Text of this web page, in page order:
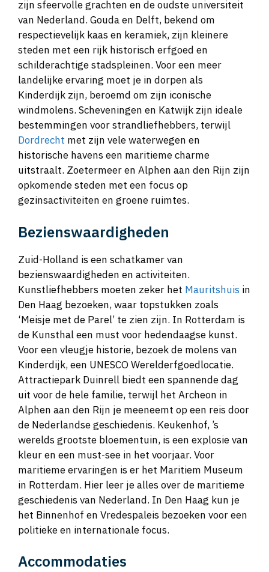
zijn sfeervolle grachten en de oudste universiteit
van Nederland. Gouda en Delft, bekend om
respectievelijk kaas en keramiek, zijn kleinere
steden met een rijk historisch erfgoed en
schilderachtige stadspleinen. Voor een meer
landelijke ervaring moet je in dorpen als
Kinderdijk zijn, beroemd om zijn iconische
windmolens. Scheveningen en Katwijk zijn ideale
bestemmingen voor strandliefhebbers, terwijl
Dordrecht met zijn vele waterwegen en
historische havens een maritieme charme
uitstraalt. Zoetermeer en Alphen aan den Rijn zijn
opkomende steden met een focus op
gezinsactiviteiten en groene ruimtes.
Bezienswaardigheden
Zuid-Holland is een schatkamer van
bezienswaardigheden en activiteiten.
Kunstliefhebbers moeten zeker het Mauritshuis in
Den Haag bezoeken, waar topstukken zoals
‘Meisje met de Parel’ te zien zijn. In Rotterdam is
de Kunsthal een must voor hedendaagse kunst.
Voor een vleugje historie, bezoek de molens van
Kinderdijk, een UNESCO Werelderfgoedlocatie.
Attractiepark Duinrell biedt een spannende dag
uit voor de hele familie, terwijl het Archeon in
Alphen aan den Rijn je meeneemt op een reis door
de Nederlandse geschiedenis. Keukenhof, ’s
werelds grootste bloementuin, is een explosie van
kleur en een must-see in het voorjaar. Voor
maritieme ervaringen is er het Maritiem Museum
in Rotterdam. Hier leer je alles over de maritieme
geschiedenis van Nederland. In Den Haag kun je
het Binnenhof en Vredespaleis bezoeken voor een
politieke en internationale focus.
Accommodaties